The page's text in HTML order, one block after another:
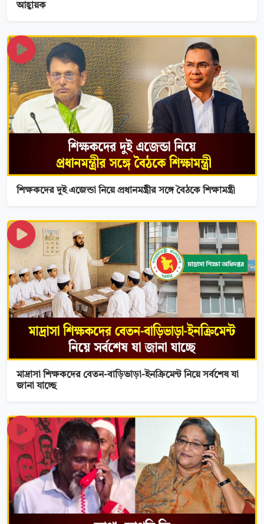
আহ্বায়ক
শিক্ষকদের দুই এজেন্ডা নিয়ে প্রধানমন্ত্রীর সঙ্গে বৈঠকে শিক্ষামন্ত্রী
মাদ্রাসা শিক্ষকদের বেতন-বাড়িভাড়া-ইনক্রিমেন্ট নিয়ে সর্বশেষ যা
জানা যাচ্ছে